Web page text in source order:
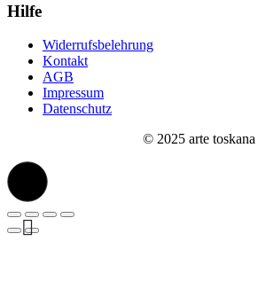
Hilfe
Widerrufsbelehrung
Kontakt
AGB
Impressum
Datenschutz
© 2025 arte toskana